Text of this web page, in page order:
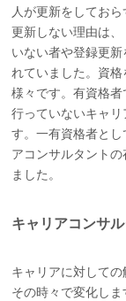
人が更新をしておら
更新しない理由は
いない者や登録更
れていました。資
様々です。有資格
行っていないキャ
す。一有資格者と
アコンサルタント
ました。
キャリアコンサ
キャリアに対して
その時々で変化し